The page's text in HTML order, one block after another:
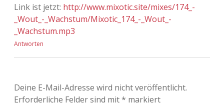
Link ist jetzt: http://www.mixotic.site/mixes/174_-
_Wout_-_Wachstum/Mixotic_174_-_Wout_-
_Wachstum.mp3
Antworten
Deine E-Mail-Adresse wird nicht veröffentlicht.
Erforderliche Felder sind mit* markiert